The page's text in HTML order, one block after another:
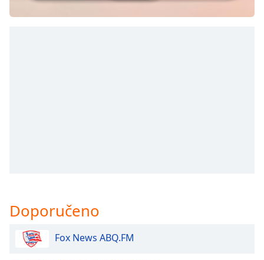
subtitles
Fullscreen
This
Doporučeno
Fox News ABQ.FM